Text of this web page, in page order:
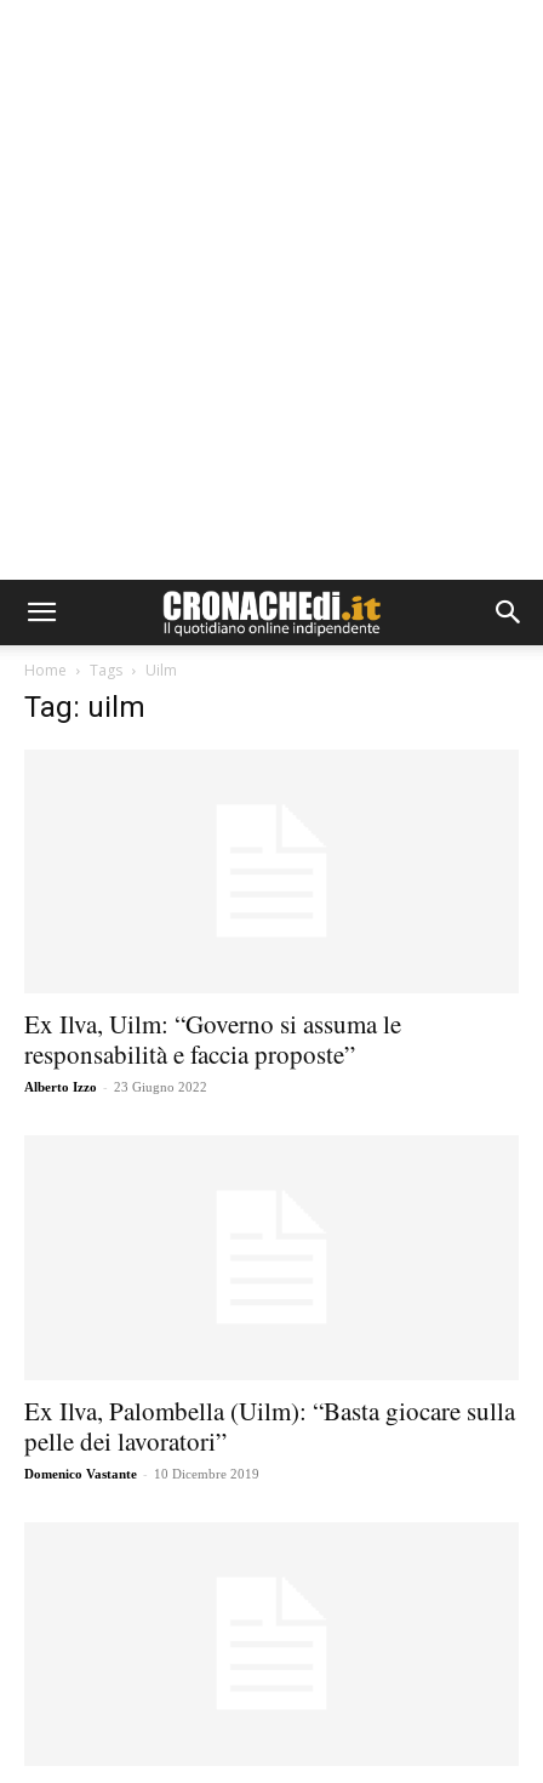
Home Tags Uilm
Tag: uilm
Ex Ilva, Uilm: “Governo si assuma le
responsabilità e faccia proposte”
Alberto Izzo - 23 Giugno 2022
Ex Ilva, Palombella (Uilm): “Basta giocare sulla
pelle dei lavoratori”
Domenico Vastante - 10 Dicembre 2019